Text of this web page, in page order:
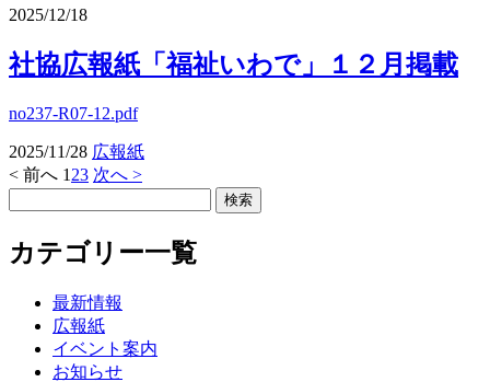
2025/12/18
社協広報紙「福祉いわで」１２月掲載
no237-R07-12.pdf
2025/11/28 広報紙
< 前へ 1 23 次へ >
カテゴリー一覧
最新情報
広報紙
イベント案内
お知らせ